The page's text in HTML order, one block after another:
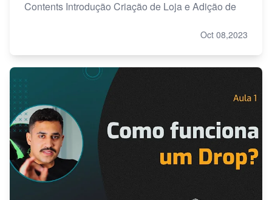
Contents Introdução Criação de Loja e Adição de
Oct 08,2023